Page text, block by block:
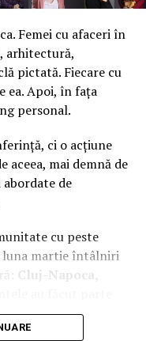
Femei cu afaceri în
arhitectură,
pictată. Fiecare cu
ea. Apoi, în fața
personal.
ci o acțiune
aceea, mai demnă de
de
cu peste
luna martie întâlniri
Cluj-Napoca,
vizibilă„, o
de brand